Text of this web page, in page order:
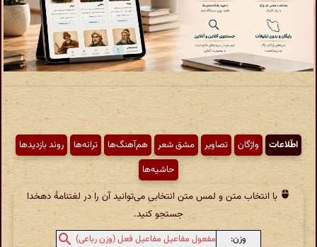
اطّلاعات واژگان تصاویر مشق شعر هم‌آهنگ‌ها ترانه‌ها
روند بازدیدها
حاشیه‌ها
با انتخاب متن و لمس متن انتخابی می‌توانید آن را در لغتنامهٔ دهخدا
جستجو کنید.
وزن:
مفعول مفاعیل مفاعیل فعل (وزن رباعی)